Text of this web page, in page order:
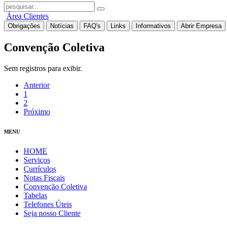
Área Clientes
Obrigações Notícias FAQ's Links Informativos Abrir Empresa
Convenção Coletiva
Sem registros para exibir.
Anterior
1
2
Próximo
MENU
HOME
Serviços
Currículos
Notas Fiscais
Convenção Coletiva
Tabelas
Telefones Úteis
Seja nosso Cliente